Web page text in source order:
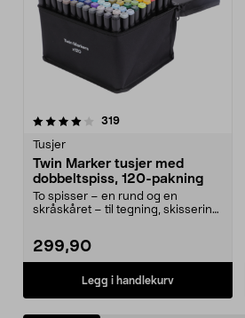
319anmeldelser
Tusjer
Twin Marker tusjer med
dobbeltspiss, 120-pakning
To spisser – en rund og en
skråskåret – til tegning, skissering
299,90
Legg i handlekurv
4.5 av 5 stjerner